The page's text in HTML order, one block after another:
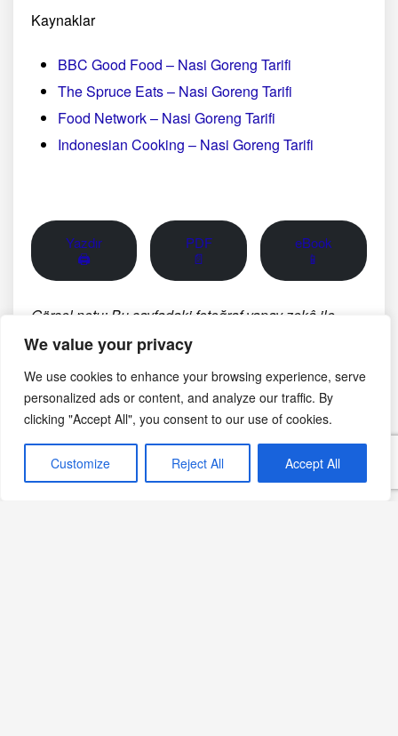
We value your privacy
We use cookies to enhance your browsing experience, serve
personalized ads or content, and analyze our traffic. By
clicking "Accept All", you consent to our use of cookies.
Customize Reject All Accept All
Kaynaklar
BBC Good Food – Nasi Goreng Tarifi
The Spruce Eats – Nasi Goreng Tarifi
Food Network – Nasi Goreng Tarifi
Indonesian Cooking – Nasi Goreng Tarifi
Yazdır
🖨
PDF
📄
eBook
📱
Görsel notu: Bu sayfadaki fotoğraf yapay zekâ ile
oluşturulmuş temsili bir görseldir; belirli bir üreticinin,
bölgenin veya tarihsel anın belgesel fotoğrafı değildir.
Ocak 1, 2025
Pirinçli Tarifler
Uzak Doğu Mutfağı